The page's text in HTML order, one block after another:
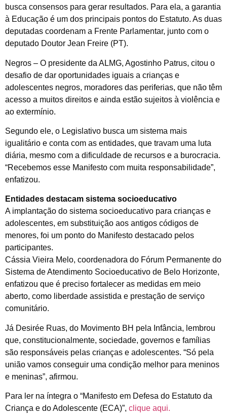
busca consensos para gerar resultados. Para ela, a garantia
à Educação é um dos principais pontos do Estatuto. As duas
deputadas coordenam a Frente Parlamentar, junto com o
deputado Doutor Jean Freire (PT).
Negros – O presidente da ALMG, Agostinho Patrus, citou o
desafio de dar oportunidades iguais a crianças e
adolescentes negros, moradores das periferias, que não têm
acesso a muitos direitos e ainda estão sujeitos à violência e
ao extermínio.
Segundo ele, o Legislativo busca um sistema mais
igualitário e conta com as entidades, que travam uma luta
diária, mesmo com a dificuldade de recursos e a burocracia.
“Recebemos esse Manifesto com muita responsabilidade”,
enfatizou.
Entidades destacam sistema socioeducativo
A implantação do sistema socioeducativo para crianças e
adolescentes, em substituição aos antigos códigos de
menores, foi um ponto do Manifesto destacado pelos
participantes.
Cássia Vieira Melo, coordenadora do Fórum Permanente do
Sistema de Atendimento Socioeducativo de Belo Horizonte,
enfatizou que é preciso fortalecer as medidas em meio
aberto, como liberdade assistida e prestação de serviço
comunitário.
Já Desirée Ruas, do Movimento BH pela Infância, lembrou
que, constitucionalmente, sociedade, governos e famílias
são responsáveis pelas crianças e adolescentes. “Só pela
união vamos conseguir uma condição melhor para meninos
e meninas”, afirmou.
Para ler na íntegra o “Manifesto em Defesa do Estatuto da
Criança e do Adolescente (ECA)”, clique aqui.